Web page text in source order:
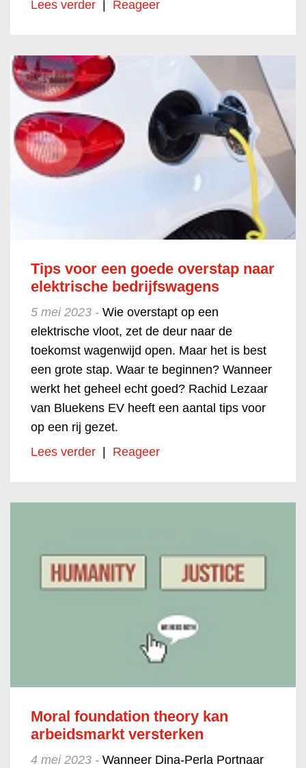
Lees verder | Reageer
Tips voor een goede overstap naar
elektrische bedrijfswagens
5 mei 2023 - Wie overstapt op een
elektrische vloot, zet de deur naar de
toekomst wagenwijd open. Maar het is best
een grote stap. Waar te beginnen? Wanneer
werkt het geheel echt goed? Rachid Lezaar
van Bluekens EV heeft een aantal tips voor
op een rij gezet.
Lees verder
Reageer
Moral foundation theory kan
arbeidsmarkt versterken
4 mei 2023 - Wanneer Dina-Perla Portnaar